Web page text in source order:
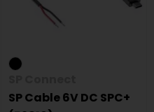
SP Cable 6V DC SPC+